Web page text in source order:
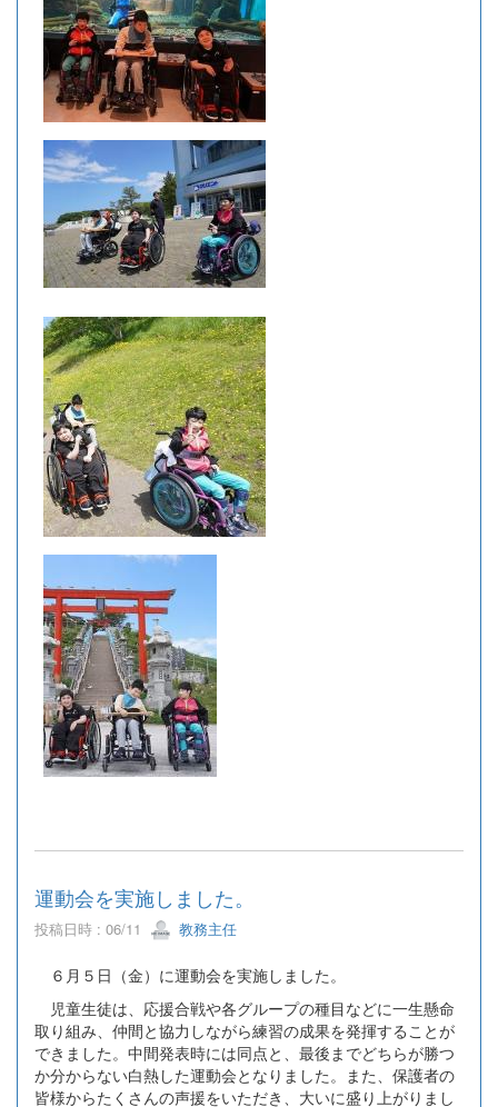
運動会を実施しました。
投稿日時 : 06/11 教務主任
６月５日（金）に運動会を実施しました。
児童生徒は、応援合戦や各グループの種目などに一生懸命
取り組み、仲間と協力しながら練習の成果を発揮することが
できました。中間発表時には同点と、最後までどちらが勝つ
か分からない白熱した運動会となりました。また、保護者の
皆様からたくさんの声援をいただき、大いに盛り上がりまし